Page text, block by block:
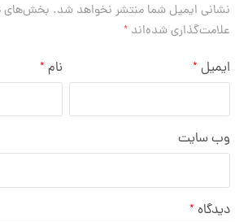
نشانی ایمیل شما منتشر نخواهد شد. بخش‌های
علامت‌گذاری شده‌اند*
نام * ایمیل *
وب‌ سایت
دیدگاه *